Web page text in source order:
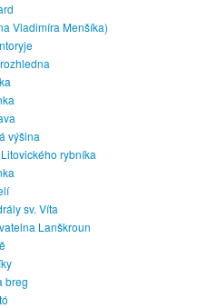
Vladimíra Menšíka)
výšina
rybníka
sv. Víta
Lanškroun
breg